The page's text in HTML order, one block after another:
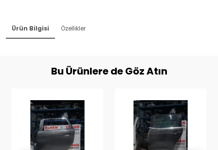
Ürün Bilgisi Özellikler
Bu Ürünlere de Göz Atın